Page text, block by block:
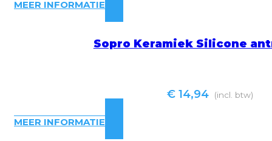
MEER INFORMATIE
Sopro Keramiek Silicone
€14,94 (incl. btw)
MEER INFORMATIE